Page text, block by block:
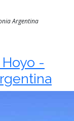
Argentina
-